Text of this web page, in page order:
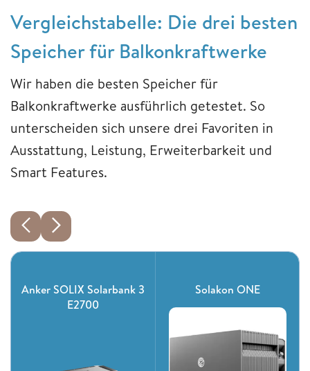
Vergleichstabelle: Die drei besten
Speicher für Balkonkraftwerke
Wir haben die besten Speicher für
Balkonkraftwerke ausführlich getestet. So
unterscheiden sich unsere drei Favoriten in
Ausstattung, Leistung, Erweiterbarkeit und
Smart Features.
Anker SOLIX Solarbank 3
E2700
Solakon ONE